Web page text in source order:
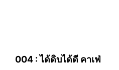
004 : ได้ดิบได้ดี คาเฟ่